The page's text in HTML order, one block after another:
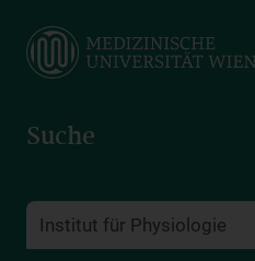
main
Suche